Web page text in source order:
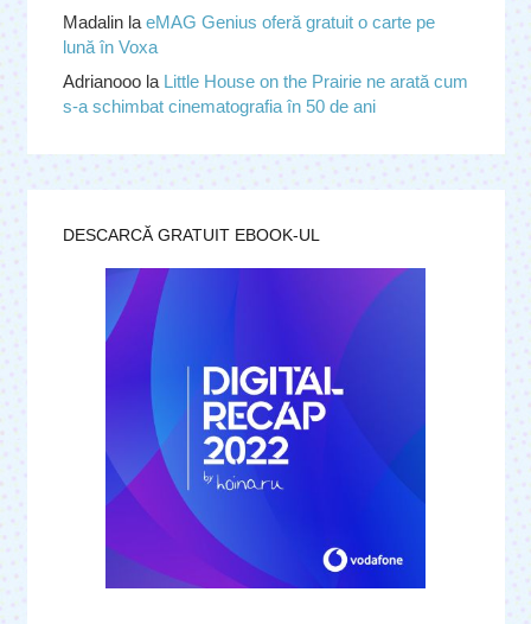
Madalinla eMAG Genius oferă gratuit o carte pe
lună în Voxa
Adrianooola Little House on the Prairie ne arată cum
s-a schimbat cinematografia în 50 de ani
DESCARCĂ GRATUIT EBOOK-UL